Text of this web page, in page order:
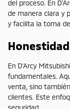
del proceso. En
de manera clara y
y facilita la toma
En D'Arcy
fundamentales.
venta, sino
clientes. Este
seguridad.